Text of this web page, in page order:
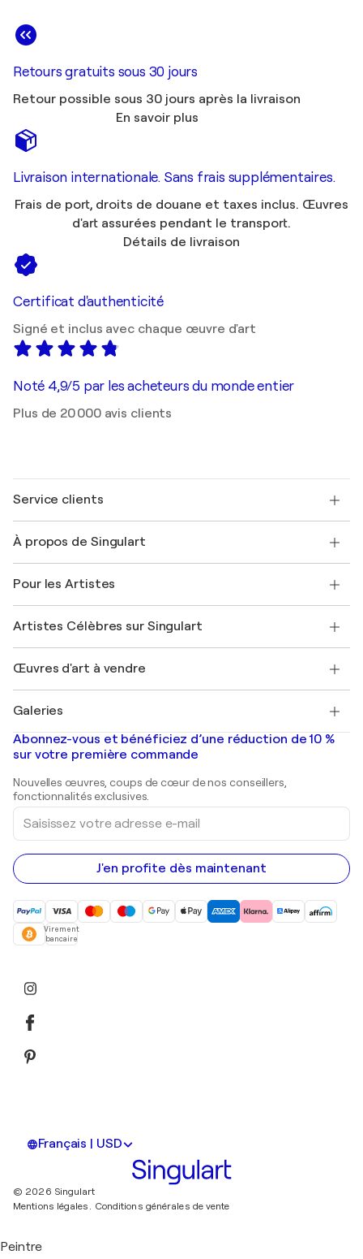
Retours gratuits sous 30 jours
Retour possible sous 30 jours après la livraison
En savoir plus
Livraison internationale. Sans frais supplémentaires.
Frais de port, droits de douane et taxes inclus. Œuvres
d'art assurées pendant le transport.
Détails de livraison
Certificat d'authenticité
Signé et inclus avec chaque œuvre d'art
Noté 4,9/5 par les acheteurs du monde entier
Plus de 20 000 avis clients
Service clients
Expédition
Offrir une carte cadeau
Rejoignez notre programme commercial
Mon compte
+33 1 76 44 06 42
À propos de Singulart
FAQ
Magazine Singulart
Emplois
Découvrez une sélection d'art original
Pour les Artistes
Se connecter en tant qu'Artiste
Artistes Célèbres sur Singulart
Marc Chagall
Banksy
Mr. Brainwash
Shepard Fairey
Œuvres d'art à vendre
Tableaux abstraits à vendre
Peintures de paysage
Estampes
Peintures acryliques
Galeries
Galeries d'art en France
Galeries d'art en Belgique
Abonnez-vous et bénéficiez d’une réduction de 10 %
sur votre première commande
Nouvelles œuvres, coups de cœur de nos conseillers,
fonctionnalités exclusives.
Saisissez
votre
adresse
e-
mail
J'en profite dès maintenant
Virement
bancaire
Français | USD
© 2026 Singulart
Mentions légales. Conditions générales de vente
Peintre